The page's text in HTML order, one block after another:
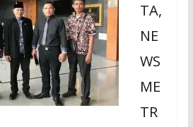
TA,
NE
WS
ME
TR